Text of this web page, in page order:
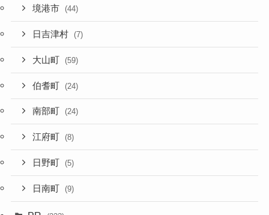
境港市 (44)
日吉津村 (7)
大山町 (59)
伯耆町 (24)
南部町 (24)
江府町 (8)
日野町 (5)
日南町 (9)